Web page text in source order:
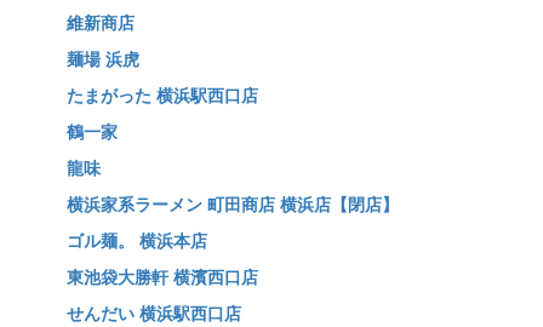
維新商店
麺場 浜虎
たまがった 横浜駅西口店
鶴一家
龍味
横浜家系ラーメン 町田商店 横浜店【閉店】
ゴル麺。 横浜本店
東池袋大勝軒 横濱西口店
せんだい 横浜駅西口店